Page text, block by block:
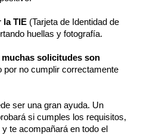
la TIE (Tarjeta de Identidad de
huellas y fotografía.
muchas solicitudes son
por no cumplir correctamente
ser una gran ayuda. Un
si cumples los requisitos,
te acompañará en todo el